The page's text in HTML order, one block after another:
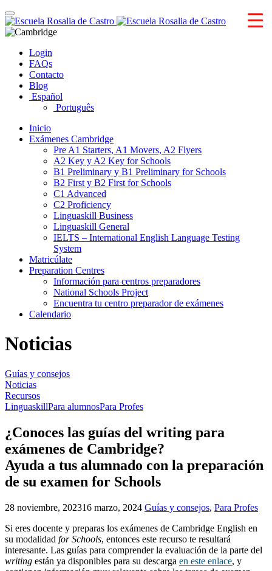
Skip
to
content
Toggle
navigation
Login
FAQs
Contacto
Blog
Español
Português
Inicio
Exámenes Cambridge
Pre A1 Starters, A1 Movers, A2 Flyers
A2 Key y A2 Key for Schools
B1 Preliminary y B1 Preliminary for Schools
B2 First y B2 First for Schools
C1 Advanced
C2 Proficiency
Linguaskill Business
Linguaskill General
IELTS – International English Language Testing
System
Matricúlate
Preparation Centres
Información para centros preparadores
National Schools Project
Encuentra tu centro preparador de exámenes
Calendario
Noticias
Guías y consejos
Noticias
Recursos
LinguaskillPara alumnosPara Profes
¿Conoces las guías del writing para
exámenes de Cambridge?
Ayuda a tus alumnado con la preparación
de su examen for Schools
28 noviembre, 202316 marzo, 2024 Guías y consejos, Para Profes
Si eres docente y preparas los exámenes de Cambridge English en
su modalidad for Schools, entonces este recurso te resultará
interesante. Las guías para comprender la evaluación de la parte del
writing están ya disponibles para su descarga en este enlace, y